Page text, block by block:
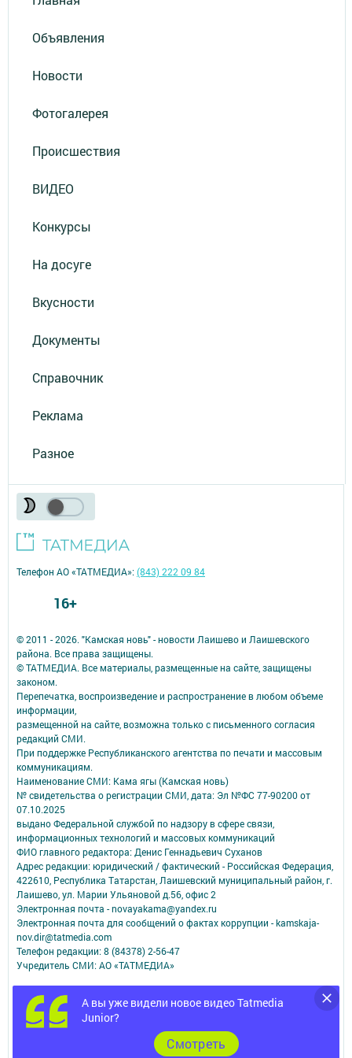
Объявления
Новости
Фотогалерея
Происшествия
ВИДЕО
Конкурсы
На досуге
Вкусности
Документы
Справочник
Реклама
Разное
А вы уже видели новое видео Tatmedia
Junior?
Cмотреть
© 2011 - 2026. "Камская новь" - новости Лаишево и Лаишевского
района. Все права защищены.
© ТАТМЕДИА. Все материалы, размещенные на сайте, защищены
законом.
Перепечатка, воспроизведение и распространение в любом объеме
информации,
размещенной на сайте, возможна только с письменного согласия
редакций СМИ.
При поддержке Республиканского агентства по печати и массовым
коммуникациям.
Наименование СМИ: Кама ягы (Камская новь)
№ свидетельства о регистрации СМИ, дата: Эл №ФC 77-90200 от
07.10.2025
выдано Федеральной службой по надзору в сфере связи,
информационных технологий и массовых коммуникаций
ФИО главного редактора: Денис Геннадьевич Суханов
Адрес редакции: юридический / фактический - Российская Федерация,
422610, Республика Татарстан, Лаишевский муниципальный район, г.
Лаишево, ул. Марии Ульяновой д.56, офис 2
Электронная почта - novayakama@yandex.ru
Электронная почта для сообщений о фактах коррупции - kamskaja-
nov.dir@tatmedia.com
Телефон редакции: 8 (84378) 2-56-47
Учредитель СМИ: АО «ТАТМЕДИА»
Антикоррупционная политика
АО «ТАТМЕДИА» использует «cookie»для персонализации сервисов и
удобства пользователей сайтом.
Использование «cookie» можно отменить в настройках браузера.
Политика конфиденциальности
Телефон АО «ТАТМЕДИА»:(843) 222 09 84
16+